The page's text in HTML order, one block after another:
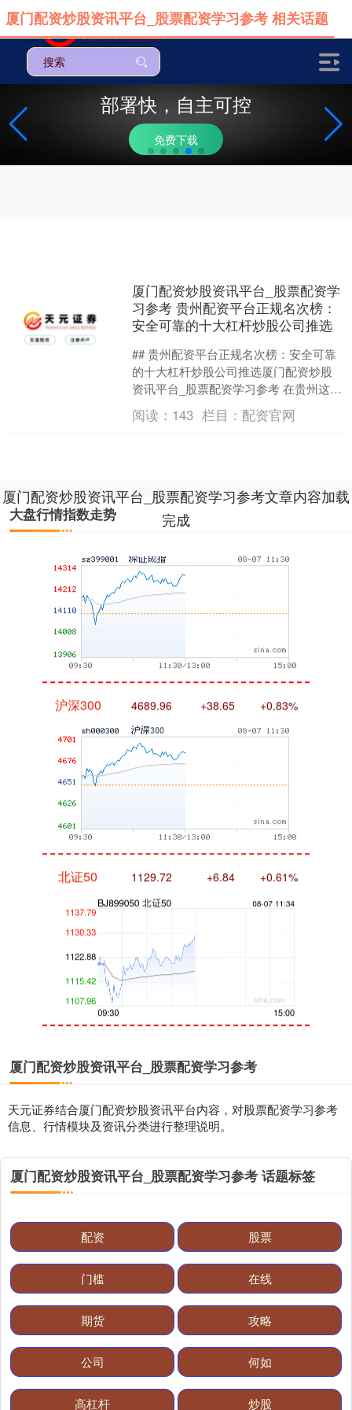
部署快，自主可控
免费下载
厦门配资炒股资讯平台_股票配资学习参考 相关话题
厦门配资炒股资讯平台_股票配资学
习参考 贵州配资平台正规名次榜：
安全可靠的十大杠杆炒股公司推选
## 贵州配资平台正规名次榜：安全可靠
的十大杠杆炒股公司推选厦门配资炒股
资讯平台_股票配资学习参考 在贵州这片
充满活力的投资热土上，越来越多的投
资者开动关注杠杆....
阅读： 143 栏目： 配资官网
厦门配资炒股资讯平台_股票配资学习参考文章内容加载
完成
大盘行情指数走势
上证综指 3919.51 +19.16 +0.49%
深证成指 14295.08
国债指数 229.64 +0.05 +0.02%
厦门配资炒股资讯平台_股票配资学习参考
天元证券结合厦门配资炒股资讯平台内容，对股票配资学习参考
信息、行情模块及资讯分类进行整理说明。
厦门配资炒股资讯平台_股票配资学习参考 话题标签
配资 股票
门槛 在线
期货 攻略
公司 何如
高杠杆 炒股